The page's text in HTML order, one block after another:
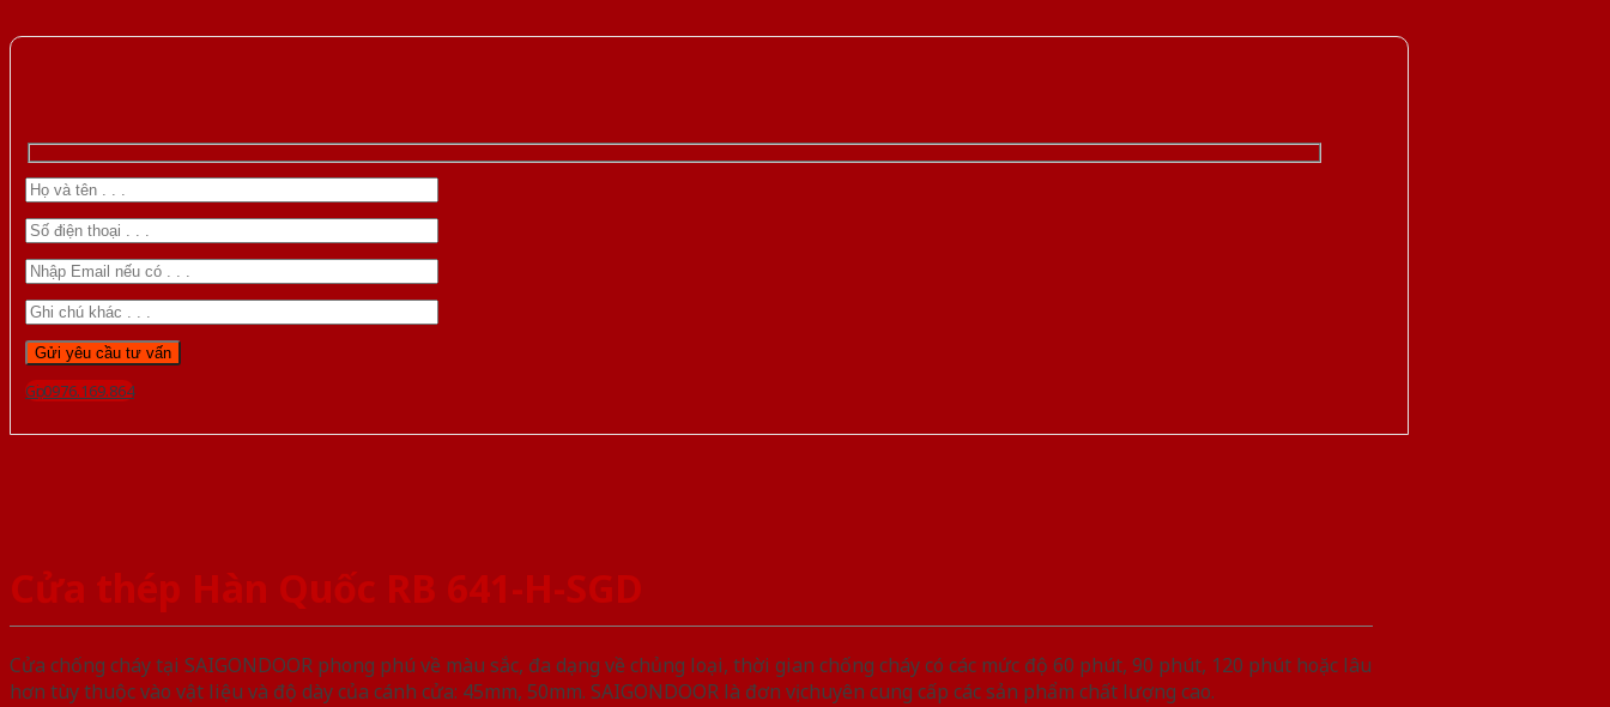
Gọi 0976.169.864
Cửa thép Hàn Quốc RB 641-H-SGD
Cửa chống cháy tại SAIGONDOOR phong phú về màu sắc, đa dạng về chủng loại, thời gian chống cháy có các mức độ 60 phút, 90 phút, 120 phút hoặc lâu
hơn tùy thuộc vào vật liệu và độ dày của cánh cửa: 45mm, 50mm. SAIGONDOOR là đơn vị chuyên cung cấp các sản phẩm chất lượng cao.